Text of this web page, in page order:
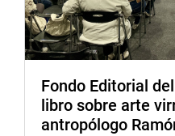
Fondo Editorial
libro sobre arte
antropólogo